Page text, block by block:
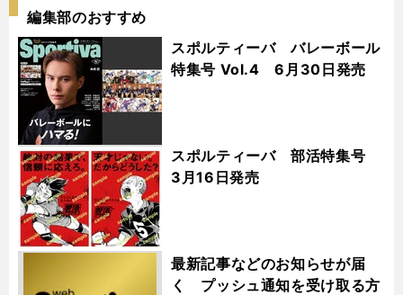
編集部のおすすめ
スポルティーバ バレーボール
特集号 Vol.4 6月30日発売
スポルティーバ 部活特集号
3月16日発売
最新記事などのお知らせが届
く プッシュ通知を受け取る方